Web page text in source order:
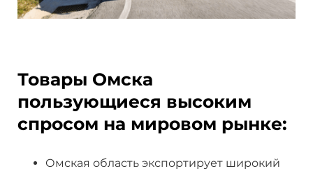
Товары Омска
пользующиеся высоким
спросом на мировом рынке:
Омская область экспортирует широкий